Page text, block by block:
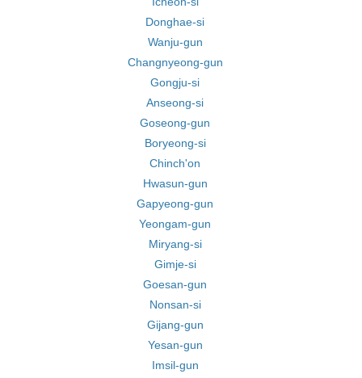
Donghae-si
Wanju-gun
Changnyeong-gun
Gongju-si
Anseong-si
Goseong-gun
Boryeong-si
Chinch'on
Hwasun-gun
Gapyeong-gun
Yeongam-gun
Miryang-si
Gimje-si
Goesan-gun
Nonsan-si
Gijang-gun
Yesan-gun
Imsil-gun